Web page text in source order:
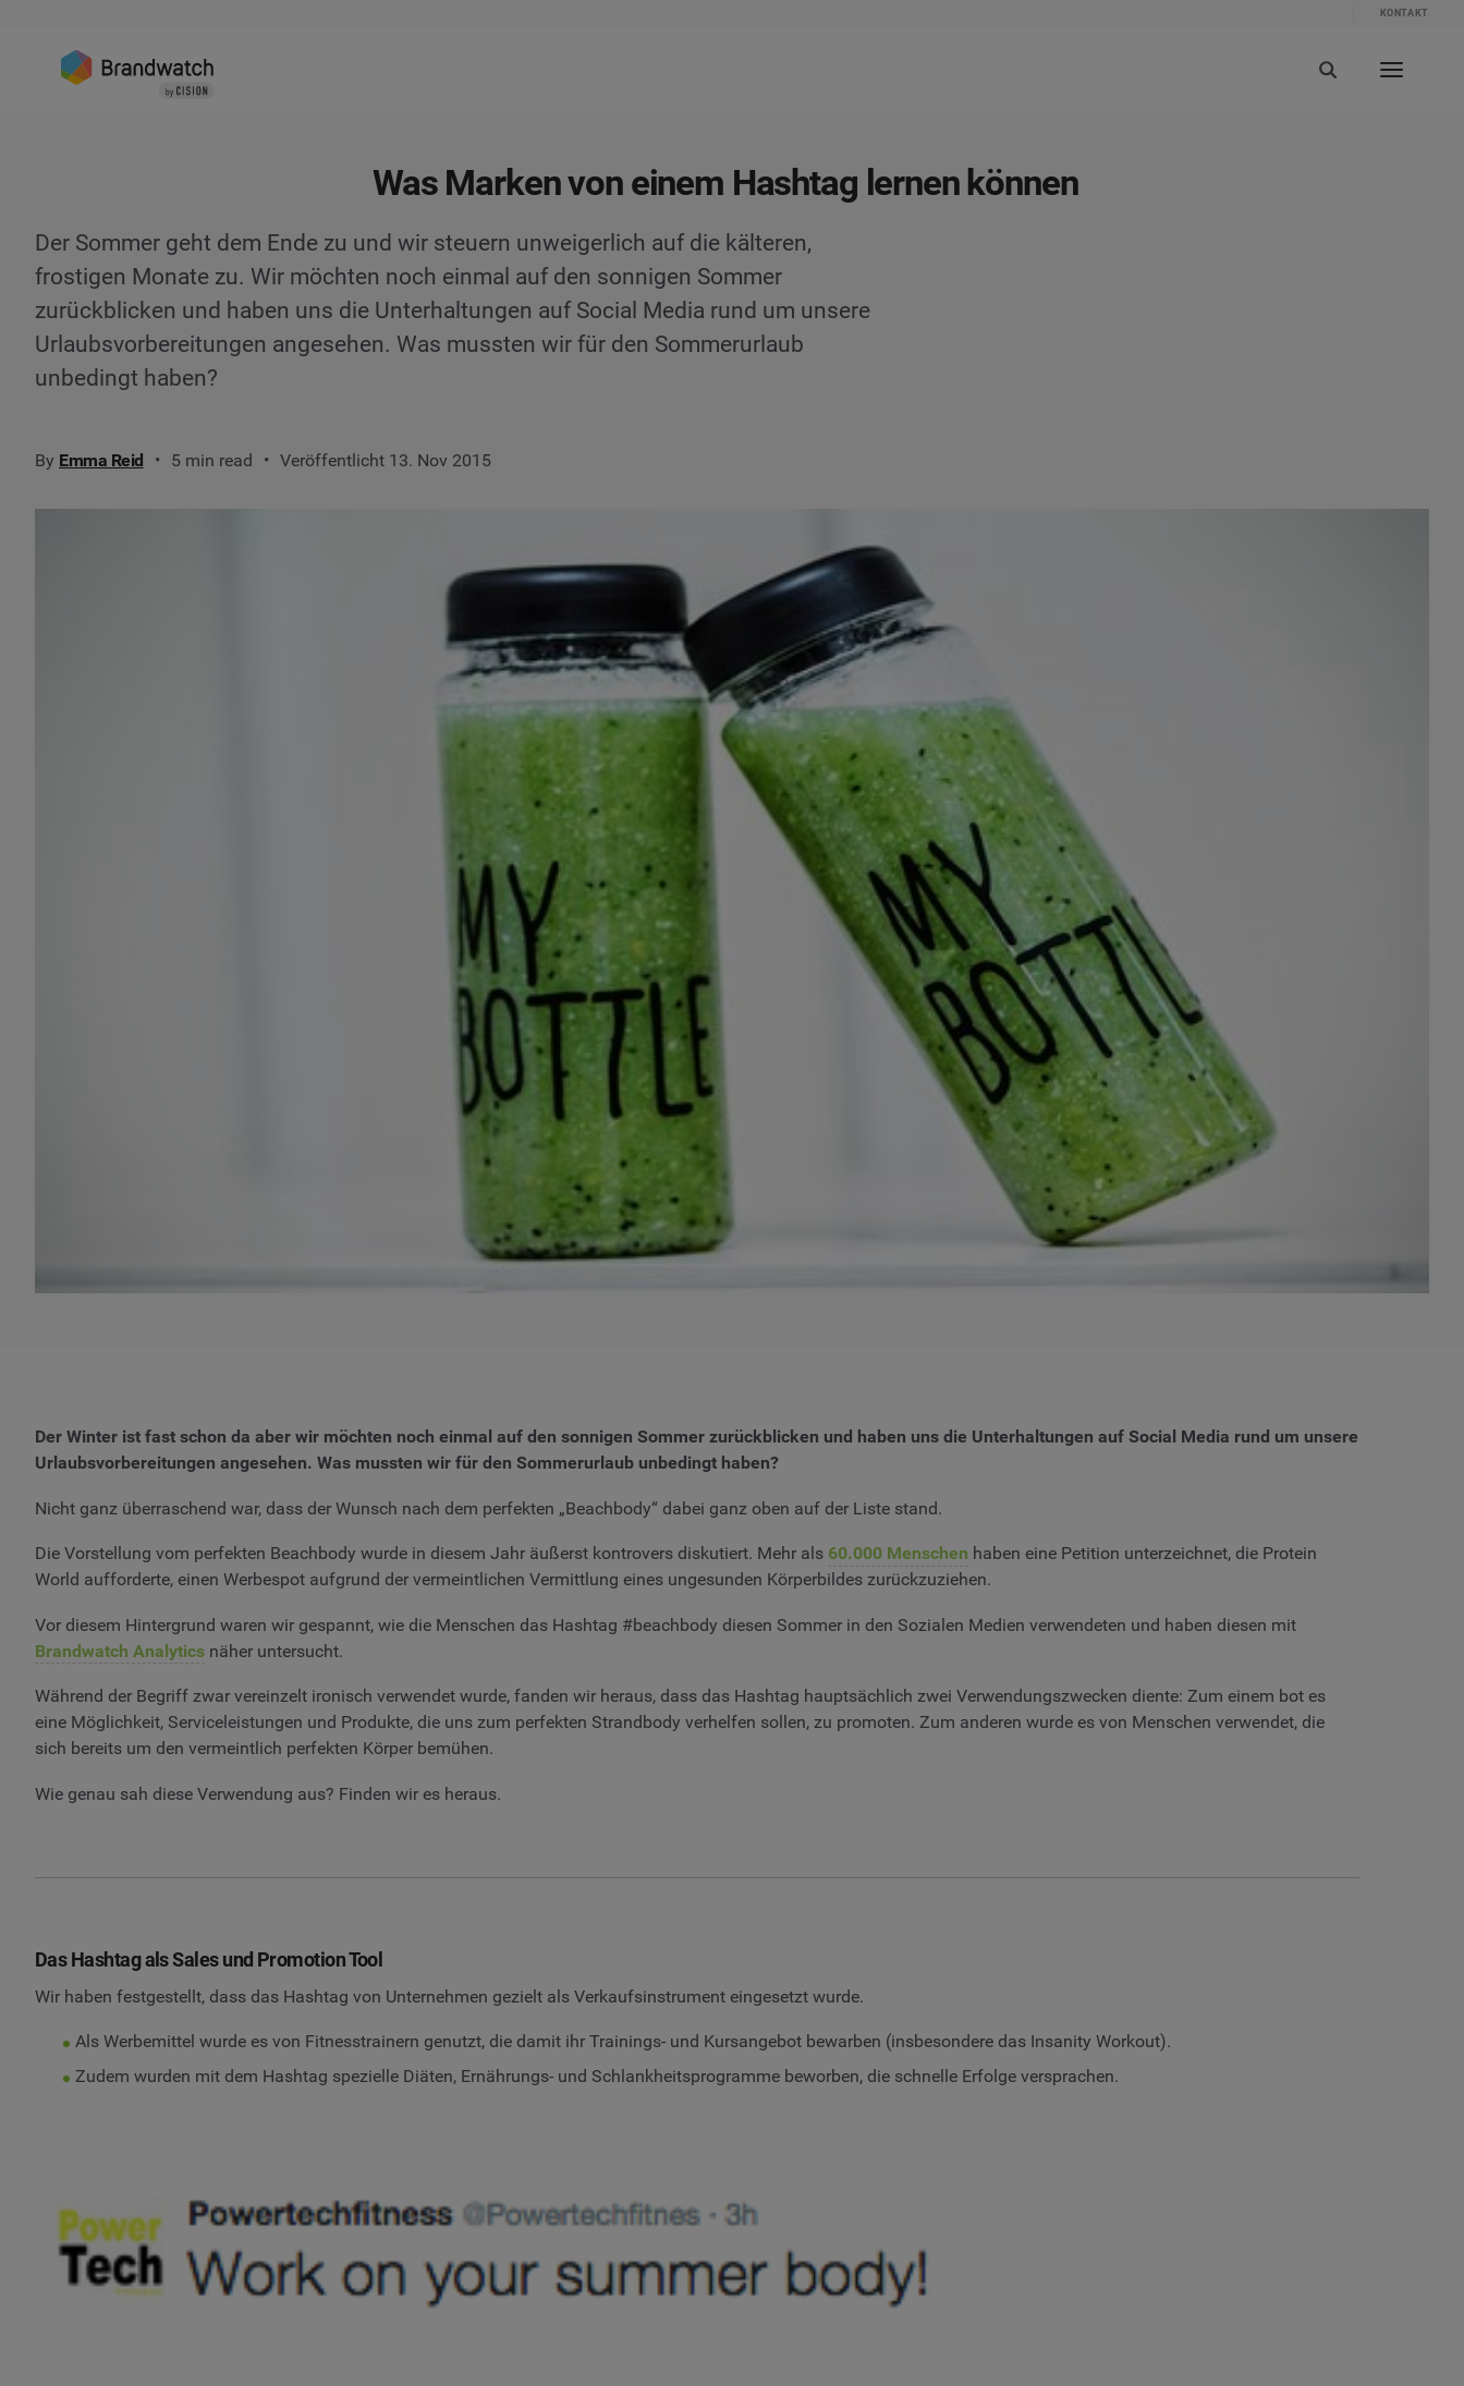
KONTAKT
Was Marken von einem Hashtag lernen können
Der Sommer geht dem Ende zu und wir steuern unweigerlich auf die kälteren,
frostigen Monate zu. Wir möchten noch einmal auf den sonnigen Sommer
zurückblicken und haben uns die Unterhaltungen auf Social Media rund um unsere
Urlaubsvorbereitungen angesehen. Was mussten wir für den Sommerurlaub
unbedingt haben?
By Emma Reid 5 min read Veröffentlicht 13. Nov 2015
Der Winter ist fast schon da aber wir möchten noch einmal auf den sonnigen Sommer zurückblicken und haben uns die Unterhaltungen auf Social Media rund um unsere
Urlaubsvorbereitungen angesehen. Was mussten wir für den Sommerurlaub unbedingt haben?
Nicht ganz überraschend war, dass der Wunsch nach dem perfekten „Beachbody“ dabei ganz oben auf der Liste stand.
Die Vorstellung vom perfekten Beachbody wurde in diesem Jahr äußerst kontrovers diskutiert. Mehr als 60.000 Menschen haben eine Petition unterzeichnet, die Protein
World aufforderte, einen Werbespot aufgrund der vermeintlichen Vermittlung eines ungesunden Körperbildes zurückzuziehen.
Vor diesem Hintergrund waren wir gespannt, wie die Menschen das Hashtag #beachbody diesen Sommer in den Sozialen Medien verwendeten und haben diesen mit
Brandwatch Analytics näher untersucht.
Während der Begriff zwar vereinzelt ironisch verwendet wurde, fanden wir heraus, dass das Hashtag hauptsächlich zwei Verwendungszwecken diente: Zum einem bot es
eine Möglichkeit, Serviceleistungen und Produkte, die uns zum perfekten Strandbody verhelfen sollen, zu promoten. Zum anderen wurde es von Menschen verwendet, die
sich bereits um den vermeintlich perfekten Körper bemühen.
Wie genau sah diese Verwendung aus? Finden wir es heraus.
Das Hashtag als Sales und Promotion Tool
Wir haben festgestellt, dass das Hashtag von Unternehmen gezielt als Verkaufsinstrument eingesetzt wurde.
Als Werbemittel wurde es von Fitnesstrainern genutzt, die damit ihr Trainings- und Kursangebot bewarben (insbesondere das Insanity Workout).
Zudem wurden mit dem Hashtag spezielle Diäten, Ernährungs- und Schlankheitsprogramme beworben, die schnelle Erfolge versprachen.